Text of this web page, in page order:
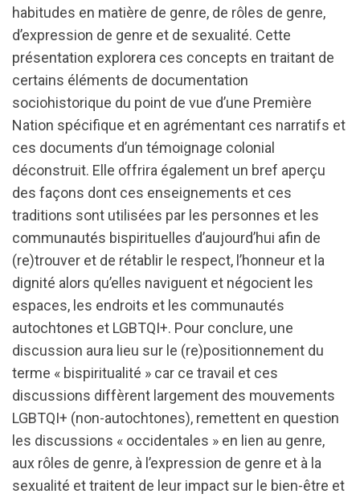
habitudes en matière de genre, de rôles de genre,
d’expression de genre et de sexualité. Cette
présentation explorera ces concepts en traitant de
certains éléments de documentation
sociohistorique du point de vue d’une Première
Nation spécifique et en agrémentant ces narratifs et
ces documents d’un témoignage colonial
déconstruit. Elle offrira également un bref aperçu
des façons dont ces enseignements et ces
traditions sont utilisées par les personnes et les
communautés bispirituelles d’aujourd’hui afin de
(re)trouver et de rétablir le respect, l’honneur et la
dignité alors qu’elles naviguent et négocient les
espaces, les endroits et les communautés
autochtones et LGBTQI+. Pour conclure, une
discussion aura lieu sur le (re)positionnement du
terme « bispiritualité » car ce travail et ces
discussions diffèrent largement des mouvements
LGBTQI+ (non-autochtones), remettent en question
les discussions « occidentales » en lien au genre,
aux rôles de genre, à l’expression de genre et à la
sexualité et traitent de leur impact sur le bien-être et